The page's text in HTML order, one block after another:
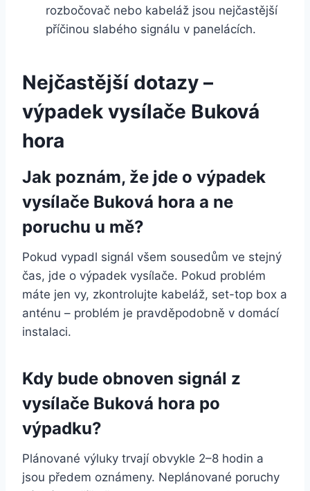
rozbočovač nebo kabeláž jsou nejčastější
příčinou slabého signálu v panelácích.
Nejčastější dotazy –
výpadek vysílače Buková
hora
Jak poznám, že jde o výpadek
vysílače Buková hora a ne
poruchu u mě?
Pokud vypadl signál všem sousedům ve stejný
čas, jde o výpadek vysílače. Pokud problém
máte jen vy, zkontrolujte kabeláž, set-top box a
anténu – problém je pravděpodobně v domácí
instalaci.
Kdy bude obnoven signál z
vysílače Buková hora po
výpadku?
Plánované výluky trvají obvykle 2–8 hodin a
jsou předem oznámeny. Neplánované poruchy